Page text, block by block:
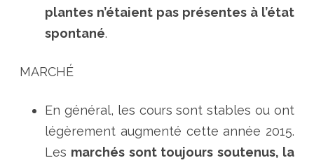
plantes n’étaient pas présentes à l’état
spontané.
MARCHÉ
En général, les cours sont stables ou ont
légèrement augmenté cette année 2015.
Les marchés sont toujours soutenus, la